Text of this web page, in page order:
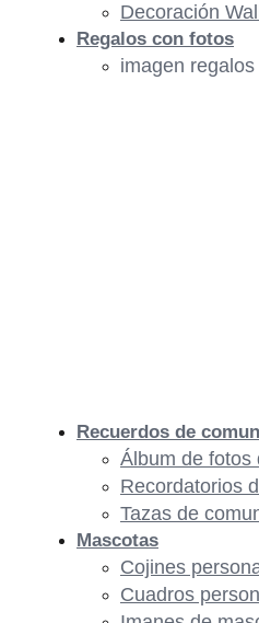
Decoración
Regalos con fotos
imagen regalos
Recuerdos de
Álbum de fotos
Recordatorios
Tazas de
Mascotas
Cojines
Cuadros